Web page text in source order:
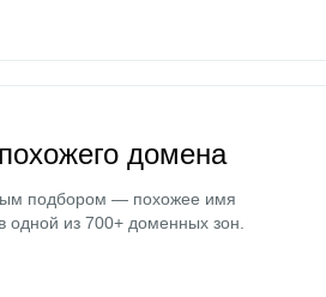
домена
подбором — похожее имя
одной из 700+ доменных зон.